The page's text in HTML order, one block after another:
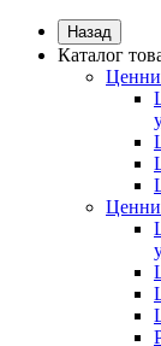
Назад
Каталог